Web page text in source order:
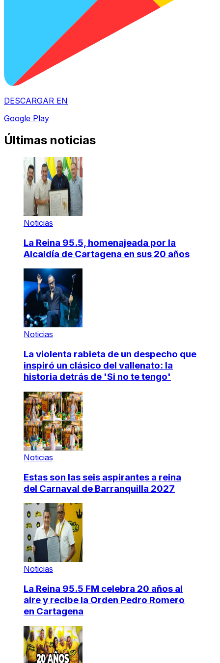
DESCARGAR EN
Google Play
Últimas noticias
Noticias
La Reina 95.5, homenajeada por la
Alcaldía de Cartagena en sus 20 años
Noticias
La violenta rabieta de un despecho que
inspiró un clásico del vallenato: la
historia detrás de 'Si no te tengo'
Noticias
Estas son las seis aspirantes a reina
del Carnaval de Barranquilla 2027
Noticias
La Reina 95.5 FM celebra 20 años al
aire y recibe la Orden Pedro Romero
en Cartagena